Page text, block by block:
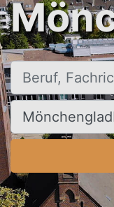
Beruf,
Ort, Stadt